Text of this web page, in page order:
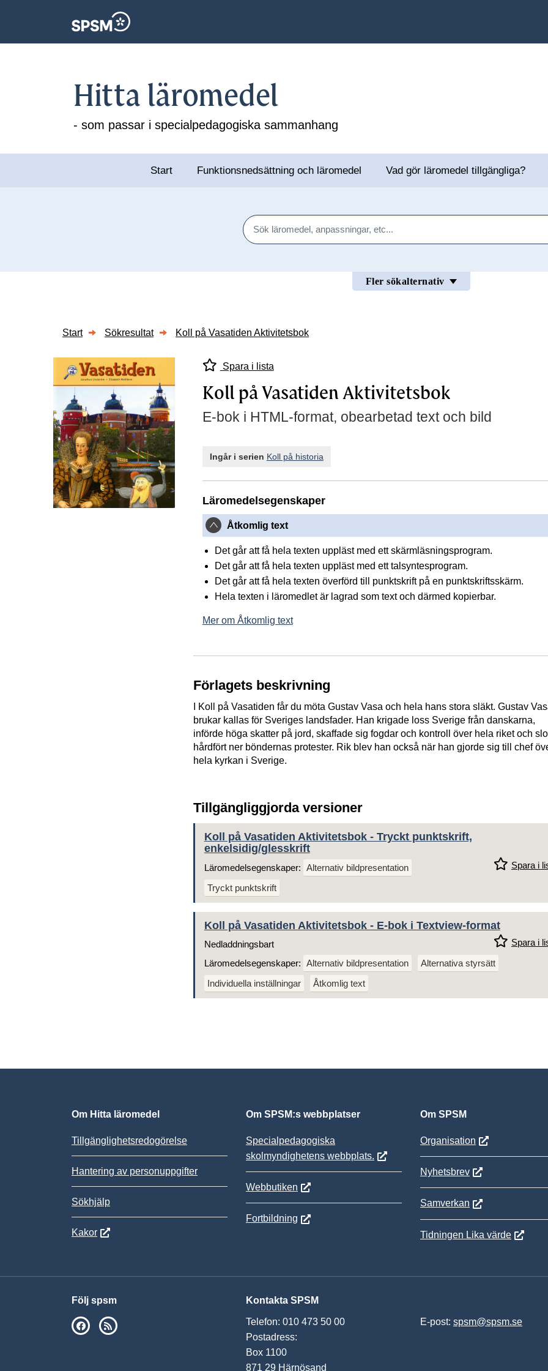
Hitta läromedel
- som passar i specialpedagogiska sammanhang
Start Funktionsnedsättning och läromedel Vad gör läromedel tillgängliga?
Sök
Fler sökalternativ
Start Sökresultat Koll på Vasatiden Aktivitetsbok
Spara i lista
Koll på Vasatiden Aktivitetsbok
E-bok i HTML-format, obearbetad text och bild
Ingår i serien Koll på historia
Läromedelsegenskaper
Åtkomlig text
Det går att få hela texten uppläst med ett skärmläsningsprogram.
Det går att få hela texten uppläst med ett talsyntesprogram.
Det går att få hela texten överförd till punktskrift på en punktskriftsskärm.
Hela texten i läromedlet är lagrad som text och därmed kopierbar.
Mer om Åtkomlig text
Förlagets beskrivning
I Koll på Vasatiden får du möta Gustav Vasa och hela hans stora släkt. Gustav
brukar kallas för Sveriges landsfader. Han krigade loss Sverige från danskarna,
införde höga skatter på jord, skaffade sig fogdar och kontroll över hela riket och
hårdfört ner böndernas protester. Rik blev han också när han gjorde sig till chef
hela kyrkan i Sverige.
Tillgängliggjorda versioner
Koll på Vasatiden Aktivitetsbok - Tryckt punktskrift,
enkelsidig/glesskrift
Spara i
Läromedelsegenskaper: Alternativ bildpresentation
Tryckt punktskrift
Koll på Vasatiden Aktivitetsbok - E-bok i Textview-format
Spara i
Nedladdningsbart
Läromedelsegenskaper: Alternativ bildpresentation
Alternativa styrsätt
Individuella inställningar
Åtkomlig text
Om Hitta läromedel
Tillgänglighetsredogörelse
Hantering av personuppgifter
Sökhjälp
Kakor
Om SPSM:s webbplatser
Specialpedagogiska
skolmyndighetens webbplats.
Webbutiken
Fortbildning
Om SPSM
Organisation
Nyhetsbrev
Samverkan
Tidningen Lika värde
Följ spsm
SPSM på Facebook
Kontakta SPSM
Telefon: 010 473 50 00
Postadress:
Box 1100
871 29 Härnösand
E-post: spsm@spsm.se